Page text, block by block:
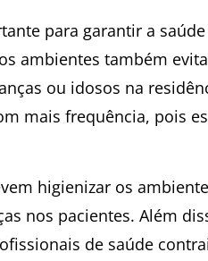
para garantir a
ambientes também
ou idosos na
mais frequência, pois
higienizar os
nos pacientes. Além
de saúde